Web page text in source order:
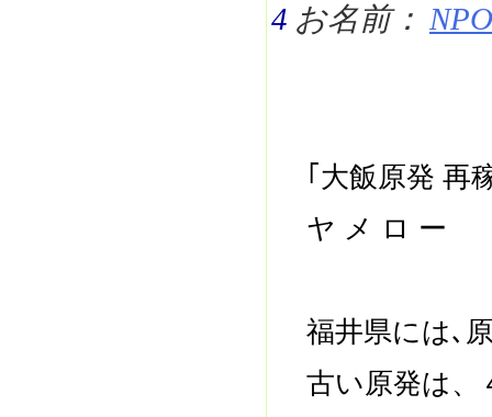
4 お名前：
｢大飯原発
ヤ メ ロ ー
福井県には､
古い原発は